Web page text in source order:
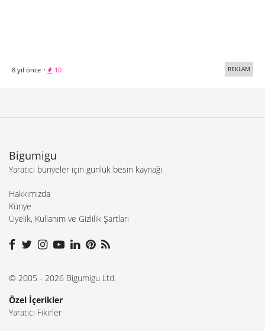
8 yıl önce · 10 REKLAM
Bigumigu
Yaratıcı bünyeler için günlük besin kaynağı
Hakkımızda
Künye
Üyelik, Kullanım ve Gizlilik Şartları
© 2005 - 2026 Bigumigu Ltd.
Özel İçerikler
Yaratıcı Fikirler